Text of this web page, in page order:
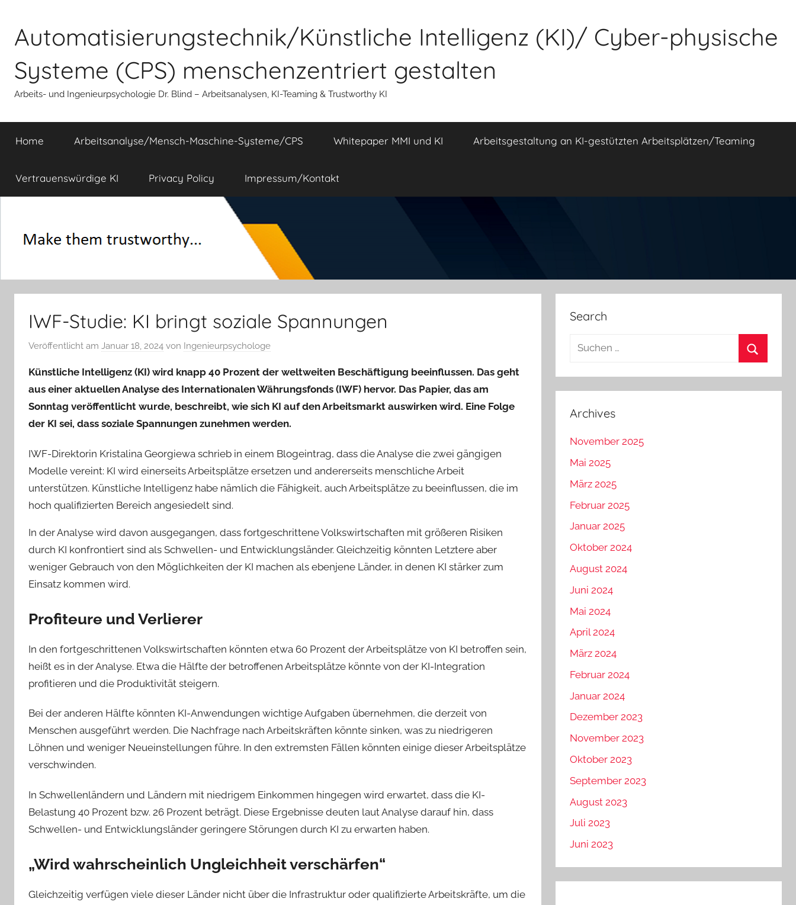
springen
Automatisierungstechnik/Künstliche Intelligenz (KI)/ Cyber-physische
Systeme (CPS) menschenzentriert gestalten
Arbeits- und Ingenieurpsychologie Dr. Blind – Arbeitsanalysen, KI-Teaming & Trustworthy KI
Home Arbeitsanalyse/Mensch-Maschine-Systeme/CPS Whitepaper MMI und KI Arbeitsgestaltung an KI-gestützten Arbeitsplätzen/Teaming
Vertrauenswürdige KI Privacy Policy Impressum/Kontakt
IWF-Studie: KI bringt soziale Spannungen
Veröffentlicht am Januar 18, 2024 von Ingenieurpsychologe
Künstliche Intelligenz (KI) wird knapp 40 Prozent der weltweiten Beschäftigung beeinflussen. Das geht
aus einer aktuellen Analyse des Internationalen Währungsfonds (IWF) hervor. Das Papier, das am
Sonntag veröffentlicht wurde, beschreibt, wie sich KI auf den Arbeitsmarkt auswirken wird. Eine Folge
der KI sei, dass soziale Spannungen zunehmen werden.
IWF-Direktorin Kristalina Georgiewa schrieb in einem Blogeintrag, dass die Analyse die zwei gängigen
Modelle vereint: KI wird einerseits Arbeitsplätze ersetzen und andererseits menschliche Arbeit
unterstützen. Künstliche Intelligenz habe nämlich die Fähigkeit, auch Arbeitsplätze zu beeinflussen, die im
hoch qualifizierten Bereich angesiedelt sind.
In der Analyse wird davon ausgegangen, dass fortgeschrittene Volkswirtschaften mit größeren Risiken
durch KI konfrontiert sind als Schwellen- und Entwicklungsländer. Gleichzeitig könnten Letztere aber
weniger Gebrauch von den Möglichkeiten der KI machen als ebenjene Länder, in denen KI stärker zum
Einsatz kommen wird.
Profiteure und Verlierer
In den fortgeschrittenen Volkswirtschaften könnten etwa 60 Prozent der Arbeitsplätze von KI betroffen sein,
heißt es in der Analyse. Etwa die Hälfte der betroffenen Arbeitsplätze könnte von der KI-Integration
profitieren und die Produktivität steigern.
Bei der anderen Hälfte könnten KI-Anwendungen wichtige Aufgaben übernehmen, die derzeit von
Menschen ausgeführt werden. Die Nachfrage nach Arbeitskräften könnte sinken, was zu niedrigeren
Löhnen und weniger Neueinstellungen führe. In den extremsten Fällen könnten einige dieser Arbeitsplätze
verschwinden.
In Schwellenländern und Ländern mit niedrigem Einkommen hingegen wird erwartet, dass die KI-
Belastung 40 Prozent bzw. 26 Prozent beträgt. Diese Ergebnisse deuten laut Analyse darauf hin, dass
Schwellen- und Entwicklungsländer geringere Störungen durch KI zu erwarten haben.
„Wird wahrscheinlich Ungleichheit verschärfen“
Gleichzeitig verfügen viele dieser Länder nicht über die Infrastruktur oder qualifizierte Arbeitskräfte, um die
Search
Suchen
Archives
November 2025
Mai 2025
März 2025
Februar 2025
Januar 2025
Oktober 2024
August 2024
Juni 2024
Mai 2024
April 2024
März 2024
Februar 2024
Januar 2024
Dezember 2023
November 2023
Oktober 2023
September 2023
August 2023
Juli 2023
Juni 2023